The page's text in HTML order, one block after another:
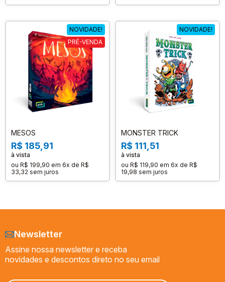
NOVIDADE!
PRÉ-VENDA
MESOS
R$ 185,91
à vista
ou R$ 199,90 em 6x de R$
33,32 sem juros
NOVIDADE!
MONSTER TRICK
R$ 111,51
à vista
ou R$ 119,90 em 6x de R$
19,98 sem juros
Newsletter
Assine nossa newsletter e receba
novidades e descontos direto no seu email